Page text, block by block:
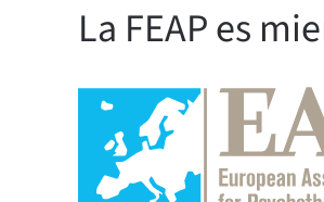
La FEAP es